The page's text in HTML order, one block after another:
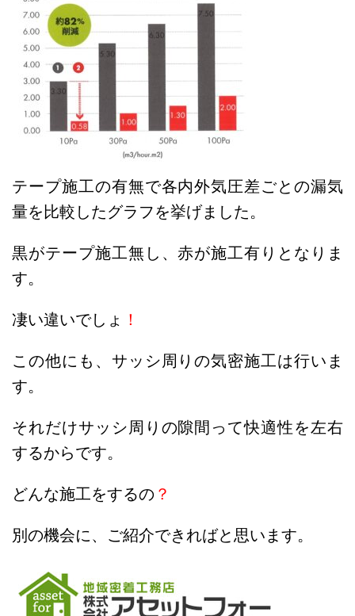
テープ施工の有無で各内外気圧差ごとの漏気
量を比較したグラフを挙げました。
黒がテープ施工無し、赤が施工有りとなりま
す。
凄い違いでしょ ！
この他にも、サッシ周りの気密施工は行いま
す。
それだけサッシ周りの隙間って快適性を左右
するからです。
どんな施工をするの ？
別の機会に、ご紹介できればと思います。